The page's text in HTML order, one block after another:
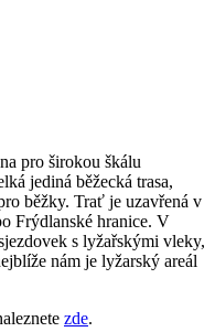
pro širokou škálu
jediná běžecká trasa,
běžky. Trať je uzavřená v
Frýdlanské hranice. V
s lyžařskými vleky,
nám je lyžarský areál
zde.